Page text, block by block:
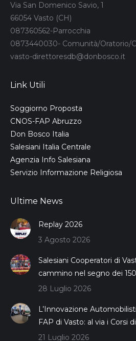
Via San Domenico Savio, 1
66054 Vasto (CH)
087360562-Parrocchia
0873440030- Comunità/Oratorio/
vasto-direttoresdb@donbosco.it
Link Utili
Soggiorno Proposta
CNOS-FAP Abruzzo
Don Bosco Italia
Salesiani Italia Centrale
Agenzia Info Salesiana
Servizio Informazione Religiosa
Ultime News
Replay 2026
3 Agosto 2026
Salesiani Cooperatori di
cammino nel segno dei
28 Luglio 2026
L’Innovazione
FAP di Vasto: al via i Corsi
21 Luglio 2026